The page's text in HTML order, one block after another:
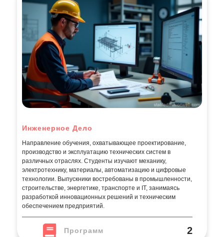
Инженерное Дело
Направление обучения, охватывающее проектирование,
производство и эксплуатацию технических систем в
различных отраслях. Студенты изучают механику,
электротехнику, материалы, автоматизацию и цифровые
технологии. Выпускники востребованы в промышленности,
строительстве, энергетике, транспорте и IT, занимаясь
разработкой инновационных решений и техническим
обеспечением предприятий.
Программ 2